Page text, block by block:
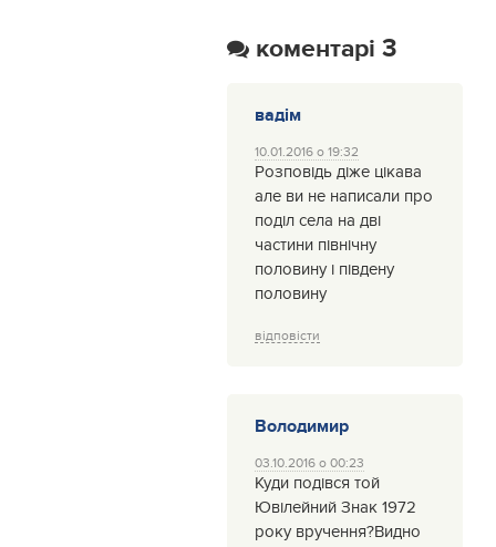
коментарі 3
вадім
10.01.2016 о 19:32
Розповідь діже цікава
але ви не написали про
поділ села на дві
частини північну
половину і південу
половину
відповісти
Володимир
03.10.2016 о 00:23
Куди подівся той
Ювілейний Знак 1972
року вручення?Видно